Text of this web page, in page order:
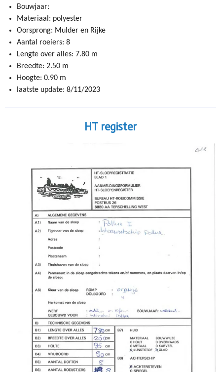
Bouwjaar:
Materiaal: polyester
Oorsprong: Mulder en Rijke
Aantal roeiers: 8
Lengte over alles: 7.80 m
Breedte: 2.50 m
Hoogte: 0.90 m
laatste update: 8/11/2023
HT register